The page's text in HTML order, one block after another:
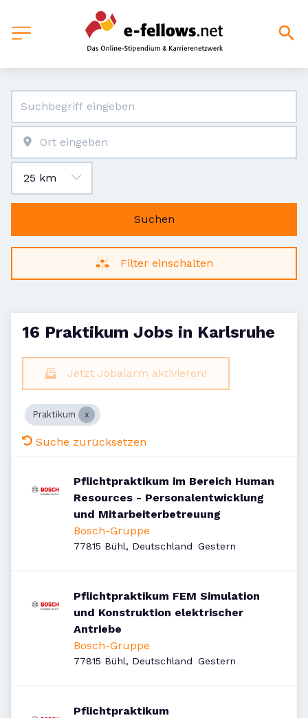
Suchen
Filter einschalten
16 Praktikum Jobs in Karlsruhe
Jetzt Jobalarm aktivieren!
Praktikum
Suche zurücksetzen
Pflichtpraktikum im Bereich Human
Resources - Personalentwicklung
und Mitarbeiterbetreuung
Bosch-Gruppe
77815 Bühl, Deutschland Veröffentlicht
Gestern
Pflichtpraktikum FEM Simulation
und Konstruktion elektrischer
Antriebe
Bosch-Gruppe
77815 Bühl, Deutschland Veröffentlicht
Gestern
Pflichtpraktikum